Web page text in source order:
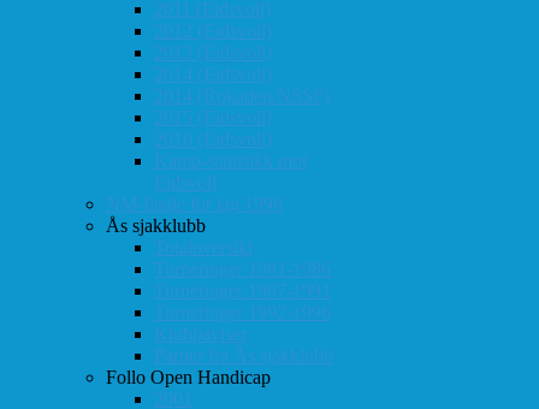
2011 (Eidsvoll)
2012 (Eidsvoll)
2013 (Eidsvoll)
2014 (Eidsvoll)
2014 (Rokaden/NSSF)
2015 (Eidsvoll)
2016 (Eidsvoll)
Kamp-statistikk mot
Eidsvoll
NM-finale for lag 1998
Ås sjakklubb
Totaloversikt
Turneringer 1981-1986
Turneringer 1987-1991
Turneringer 1992-1996
Klubbaviser
Partier fra Ås sjakklubb
Follo Open Handicap
2001